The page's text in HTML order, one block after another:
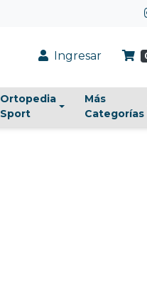
Ingresar
Ortopedia
Sport
Más
Categorías